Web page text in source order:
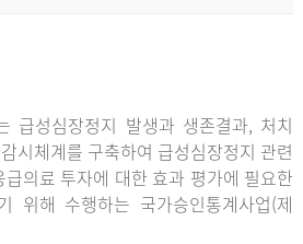
급성심장정지 발생과 생존결과, 처치
시체계를 구축하여 급성심장정지 관련
의료 투자에 대한 효과 평가에 필요한
위해 수행하는 국가승인통계사업(제